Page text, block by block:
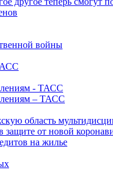
войны
- ТАСС
– ТАСС
область
защите от новой
на жилье